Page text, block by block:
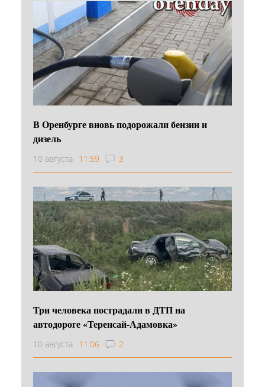
В Оренбурге вновь подорожали бензин и
дизель
10 августа 11:59 3
Три человека пострадали в ДТП на
автодороге «Теренсай-Адамовка»
10 августа 11:06 2